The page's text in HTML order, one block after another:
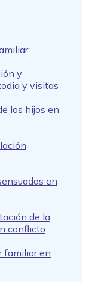
y
y visitas
los hijos en
en
de la
conflicto
familiar en